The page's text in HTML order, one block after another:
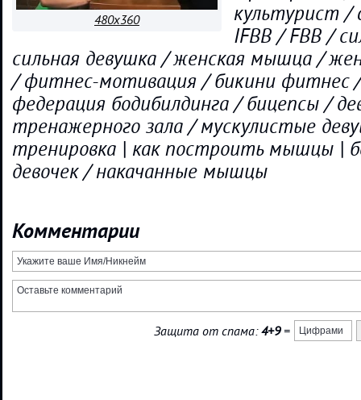
480x360
культурист /
IFBB / FBB /
сильная девушка / женская мышца /
/ фитнес-мотивация / бикини фитнес
федерация бодибилдинга / бицепсы /
тренажерного зала / мускулистые
тренировка | как построить мышцы |
девочек / накачанные мышцы
Комментарии
Защита от спама:4+9=